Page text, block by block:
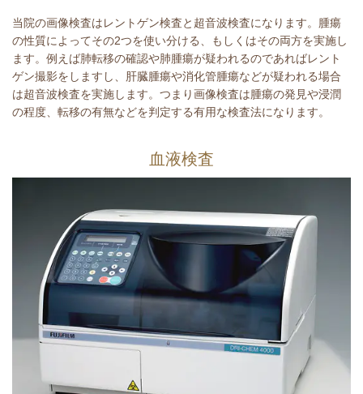
当院の画像検査はレントゲン検査と超音波検査になります。腫瘍
の性質によってその2つを使い分ける、もしくはその両方を実施し
ます。例えば肺転移の確認や肺腫瘍が疑われるのであればレント
ゲン撮影をしますし、肝臓腫瘍や消化管腫瘍などが疑われる場合
は超音波検査を実施します。つまり画像検査は腫瘍の発見や浸潤
の程度、転移の有無などを判定する有用な検査法になります。
血液検査